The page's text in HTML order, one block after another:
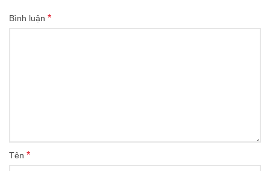
Bình luận *
Tên *